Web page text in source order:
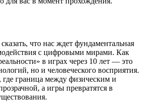
что нас ждет фундаментальная
с цифровыми мирами. Как
в играх через 10 лет — это
но и человеческого восприятия.
граница между физическим и
а игры превратятся в